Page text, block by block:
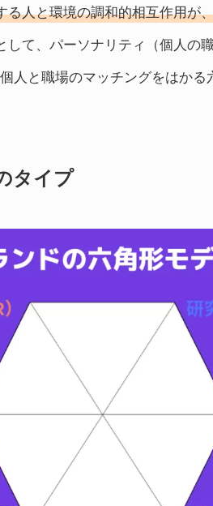
る人と環境の調和的相互作用が
して、パーソナリティ（個人の
人と職場のマッチングをはかる
タイプ